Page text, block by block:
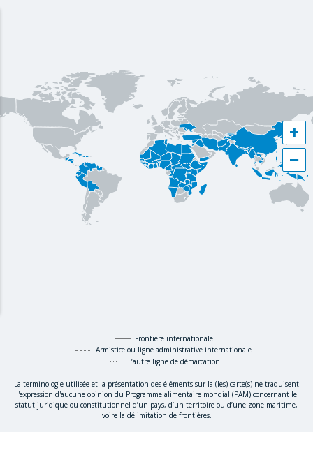
+
−
Frontière internationale
Armistice ou ligne administrative internationale
L’autre ligne de démarcation
La terminologie utilisée et la présentation des éléments sur la (les) carte(s) ne traduisent
l'expression d'aucune opinion du Programme alimentaire mondial (PAM) concernant le
statut juridique ou constitutionnel d’un pays, d’un territoire ou d’une zone maritime,
voire la délimitation de frontières.